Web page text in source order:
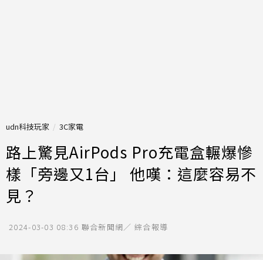
udn科技玩家 3C家電
路上驚見AirPods Pro充電盒輾爆慘
樣「旁邊又1台」 他嘆：這麼容易不
見？
2024-03-03 08:36 聯合新聞網／ 綜合報導